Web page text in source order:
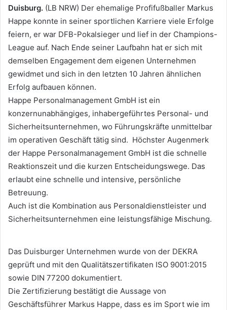
Duisburg. (LB NRW) Der ehemalige Profifußballer Markus
Happe konnte in seiner sportlichen Karriere viele Erfolge
feiern, er war DFB-Pokalsieger und lief in der Champions-
League auf. Nach Ende seiner Laufbahn hat er sich mit
demselben Engagement dem eigenen Unternehmen
gewidmet und sich in den letzten 10 Jahren ähnlichen
Erfolg aufbauen können.
Happe Personalmanagement GmbH ist ein
konzernunabhängiges, inhabergeführtes Personal- und
Sicherheitsunternehmen, wo Führungskräfte unmittelbar
im operativen Geschäft tätig sind. Höchster Augenmerk
der Happe Personalmanagement GmbH ist die schnelle
Reaktionszeit und die kurzen Entscheidungswege. Das
erlaubt eine schnelle und intensive, persönliche
Betreuung.
Auch ist die Kombination aus Personaldienstleister und
Sicherheitsunternehmen eine leistungsfähige Mischung.
Das Duisburger Unternehmen wurde von der DEKRA
geprüft und mit den Qualitätszertifikaten ISO 9001:2015
sowie DIN 77200 dokumentiert.
Die Zertifizierung bestätigt die Aussage von
Geschäftsführer Markus Happe, dass es im Sport wie im